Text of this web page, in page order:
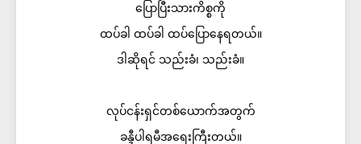
ပြောပြီးသားကိစ္စကို
ထပ်ခါ ထပ်ခါ ထပ်ပြောနေရတယ်။
ဒါဆိုရင် သည်းခံ၊ သည်းခံ။
လုပ်ငန်းရှင်တစ်ယောက်အတွက်
ခန္ဒီပါရမီအရေးကြီးတယ်။